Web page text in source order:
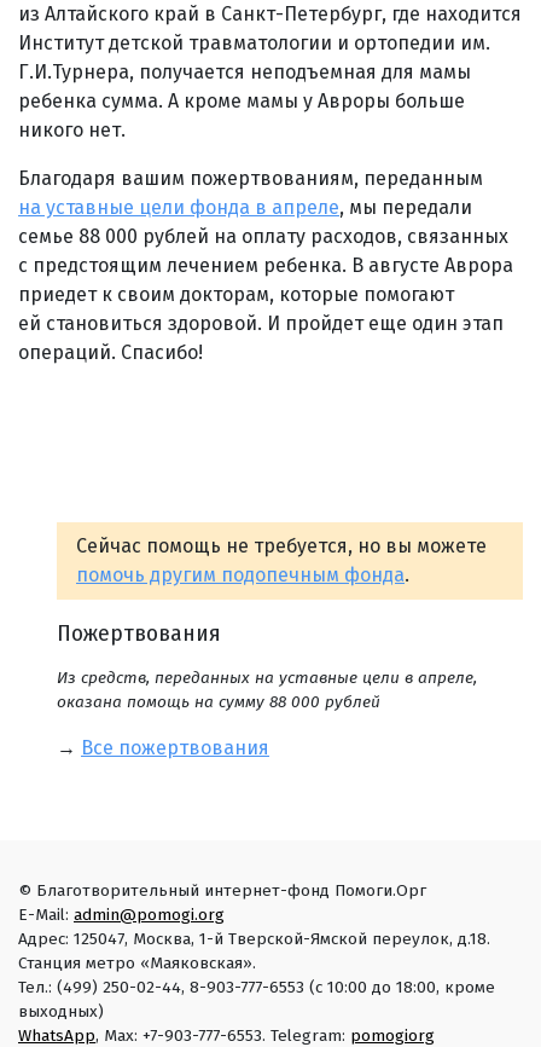
из Алтайского край в Санкт-Петербург, где находится
Институт детской травматологии и ортопедии им.
Г.И.Турнера, получается неподъемная для мамы
ребенка сумма. А кроме мамы у Авроры больше
никого нет.
Благодаря вашим пожертвованиям, переданным
на уставные цели фонда в апреле, мы передали
семье 88 000 рублей на оплату расходов, связанных
с предстоящим лечением ребенка. В августе Аврора
приедет к своим докторам, которые помогают
ей становиться здоровой. И пройдет еще один этап
операций. Спасибо!
Сейчас помощь не требуется, но вы можете
помочь другим подопечным фонда.
Пожертвования
Из средств, переданных на уставные цели в апреле,
оказана помощь на сумму 88 000 рублей
→ Все пожертвования
© Благотворительный интернет-фонд Помоги.Орг
E-Mail: admin@pomogi.org
Адрес: 125047, Москва, 1-й Тверской-Ямской переулок, д.18.
Станция метро «Маяковская».
Тел.: (499) 250-02-44, 8-903-777-6553 (с 10:00 до 18:00, кроме
выходных)
WhatsApp, Max: +7-903-777-6553. Telegram: pomogiorg